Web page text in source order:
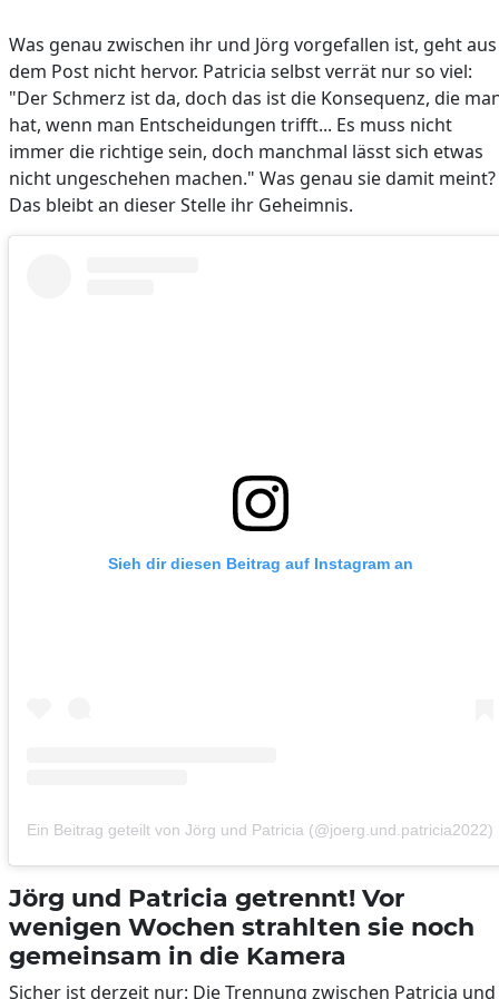
Was genau zwischen ihr und Jörg vorgefallen ist, geht aus
dem Post nicht hervor. Patricia selbst verrät nur so viel:
"Der Schmerz ist da, doch das ist die Konsequenz, die
hat, wenn man Entscheidungen trifft... Es muss nicht
immer die richtige sein, doch manchmal lässt sich etwas
nicht ungeschehen machen." Was genau sie damit meint?
Das bleibt an dieser Stelle ihr Geheimnis.
Sieh dir diesen Beitrag auf Instagram an
Ein Beitrag geteilt von Jörg und Patricia (@joerg.und.patricia2022)
Jörg und Patricia getrennt! Vor
wenigen Wochen strahlten sie noch
gemeinsam in die Kamera
Sicher ist derzeit nur: Die Trennung zwischen Patricia und